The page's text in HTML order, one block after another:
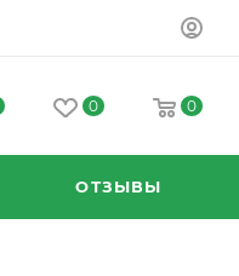
0 0
ОТЗЫВЫ